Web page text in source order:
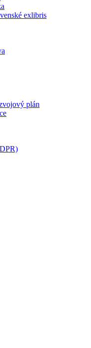
exlibris
plán